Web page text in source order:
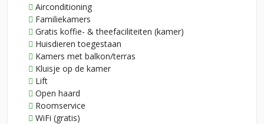
Airconditioning
Familiekamers
Gratis koffie- & theefaciliteiten (kamer)
Huisdieren toegestaan
Kamers met balkon/terras
Kluisje op de kamer
Lift
Open haard
Roomservice
WiFi (gratis)